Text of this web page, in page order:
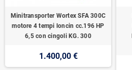
Minitransporter Wortex SFA 300C
motore 4 tempi loncin cc.196 HP
6,5 con cingoli KG. 300
1.400,00 €